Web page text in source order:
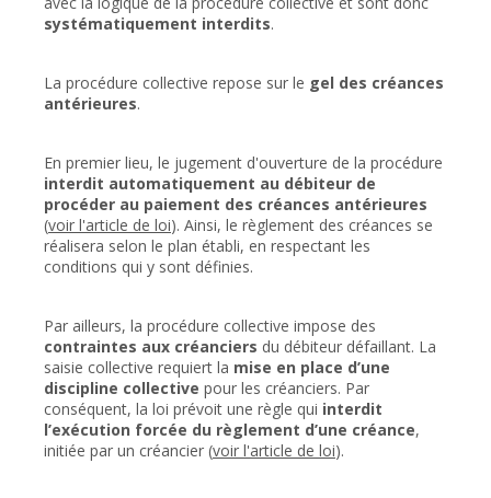
systématiquement interdits.
La procédure collective repose sur le gel des créances
antérieures.
En premier lieu, le jugement d'ouverture de la procédure
interdit automatiquement au débiteur de
procéder au paiement des créances antérieures
(voir l'article de loi). Ainsi, le règlement des créances se
réalisera selon le plan établi, en respectant les
conditions qui y sont définies.
Par ailleurs, la procédure collective impose des
contraintes aux créanciers du débiteur défaillant. La
saisie collective requiert la mise en place d’une
discipline collective pour les créanciers. Par
conséquent, la loi prévoit une règle qui interdit
l’exécution forcée du règlement d’une créance,
initiée par un créancier (voir l'article de loi).